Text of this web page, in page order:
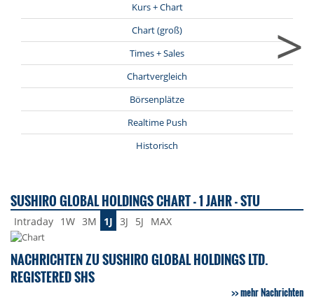
Kurs + Chart
Chart (groß)
Times + Sales
Chartvergleich
Börsenplätze
Realtime Push
Historisch
>
SUSHIRO GLOBAL HOLDINGS CHART - 1 JAHR - STU
Intraday 1W 3M 1J 3J 5J MAX
NACHRICHTEN ZU SUSHIRO GLOBAL HOLDINGS LTD.
REGISTERED SHS
mehr Nachrichten